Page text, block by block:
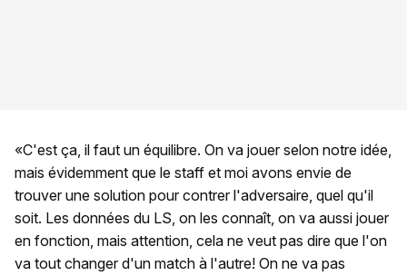
«C'est ça, il faut un équilibre. On va jouer selon notre idée,
mais évidemment que le staff et moi avons envie de
trouver une solution pour contrer l'adversaire, quel qu'il
soit. Les données du LS, on les connaît, on va aussi jouer
en fonction, mais attention, cela ne veut pas dire que l'on
va tout changer d'un match à l'autre! On ne va pas